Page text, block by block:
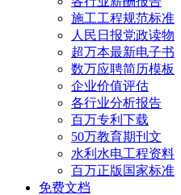
施工工程规范标准
人民日报党政读物
超万本最新电子书
数万应聘简历模板
企业价值评估
各行业分析报告
百万专利下载
50万教育期刊文
水利水电工程资料
百万正版国家标准
免费文档